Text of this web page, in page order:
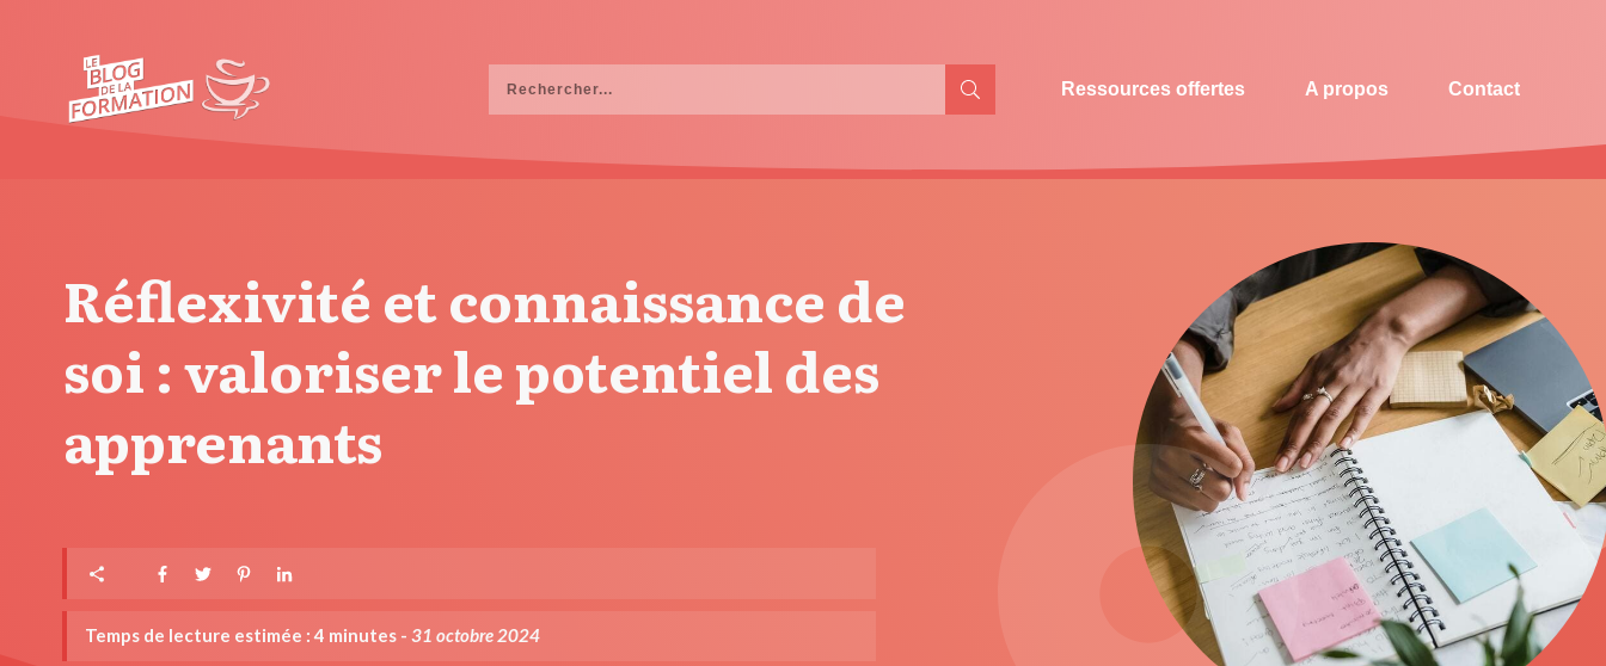
Ressources offertes A propos Contact
Réflexivité et connaissance de
soi : valoriser le potentiel des
apprenants
Temps de lecture estimée : 4 minutes - 31 octobre 2024